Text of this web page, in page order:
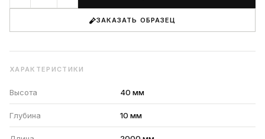
ЗАКАЗАТЬ ОБРАЗЕЦ
ХАРАКТЕРИСТИКИ
Высота 40 мм
Глубина 10 мм